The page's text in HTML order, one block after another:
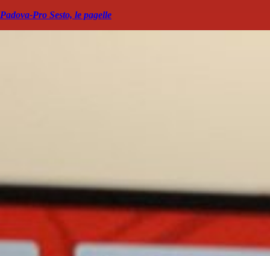
Padova-Pro Sesto, le pagelle